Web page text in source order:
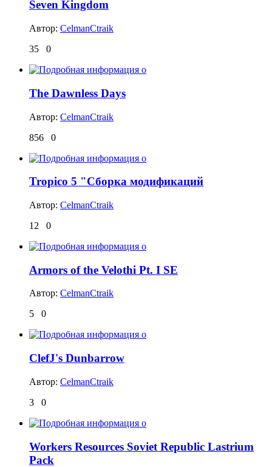
Seven Kingdom
Автор: CelmanCtraik
35
0
The Dawnless Days
Автор: CelmanCtraik
856
0
Tropico 5 "Сборка модификаций
Автор: CelmanCtraik
12
0
Armors of the Velothi Pt. I SE
Автор: CelmanCtraik
5
0
ClefJ's Dunbarrow
Автор: CelmanCtraik
3
0
Workers Resources Soviet Republic Lastrium
Pack